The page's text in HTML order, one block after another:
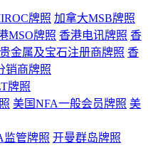
牌照 加拿大MSB牌照
MSO牌照 香港电讯牌照 香
金属及宝石注册商牌照 香
销商牌照
牌照
美国NFA一般会员牌照 美
监管牌照 开曼群岛牌照